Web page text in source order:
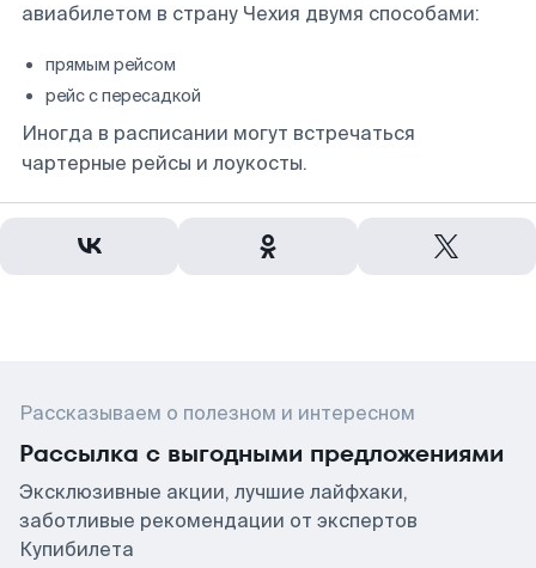
авиабилетом в страну Чехия двумя способами:
прямым рейсом
рейс с пересадкой
Иногда в расписании могут встречаться
чартерные рейсы и лоукосты.
Рассказываем о полезном и интересном
Рассылка с выгодными предложениями
Эксклюзивные акции, лучшие лайфхаки,
заботливые рекомендации от экспертов
Купибилета